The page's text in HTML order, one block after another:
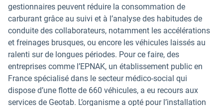
gestionnaires peuvent réduire la consommation de
carburant grâce au suivi et à l’analyse des habitudes de
conduite des collaborateurs, notamment les accélérations
et freinages brusques, ou encore les véhicules laissés au
ralenti sur de longues périodes. Pour ce faire, des
entreprises comme l’EPNAK, un établissement public en
France spécialisé dans le secteur médico-social qui
dispose d’une flotte de 660 véhicules, a eu recours aux
services de Geotab. L’organisme a opté pour l’installation